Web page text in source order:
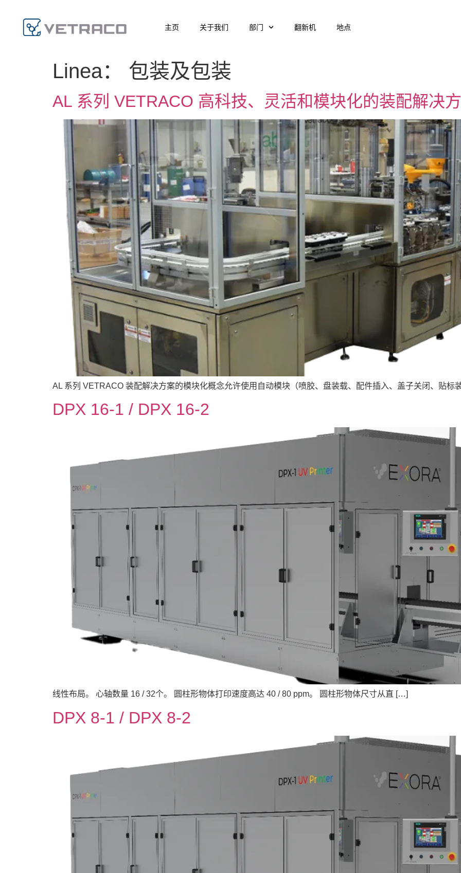
主页 关于我们 部门 翻新机 地点
Linea： 包装及包装
AL 系列 VETRACO 高科技、灵活和模块化的装配解决
AL 系列 VETRACO 装配解决方案的模块化概念允许使用自动模块（喷胶、盘装载、配件插入、盖子关闭、贴标
DPX 16-1 / DPX 16-2
线性布局。 心轴数量 16 / 32个。 圆柱形物体打印速度高达 40 / 80 ppm。 圆柱形物体尺寸从直 […]
DPX 8-1 / DPX 8-2